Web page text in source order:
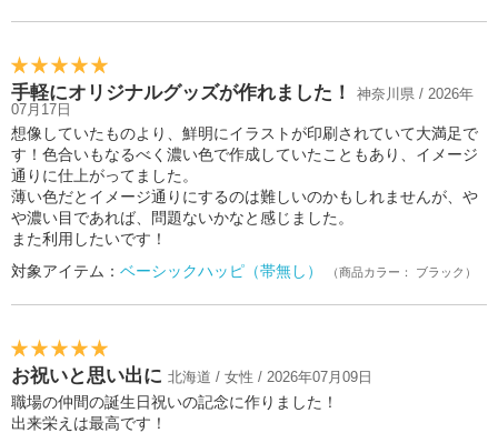
手軽にオリジナルグッズが作れました！
神奈川県 / 2026年
07月17日
想像していたものより、鮮明にイラストが印刷されていて大満足で
す！色合いもなるべく濃い色で作成していたこともあり、イメージ
通りに仕上がってました。
薄い色だとイメージ通りにするのは難しいのかもしれませんが、や
や濃い目であれば、問題ないかなと感じました。
また利用したいです！
対象アイテム： ベーシックハッピ（帯無し） （商品カラー： ブラック）
お祝いと思い出に 北海道 / 女性 / 2026年07月09日
職場の仲間の誕生日祝いの記念に作りました！
出来栄えは最高です！